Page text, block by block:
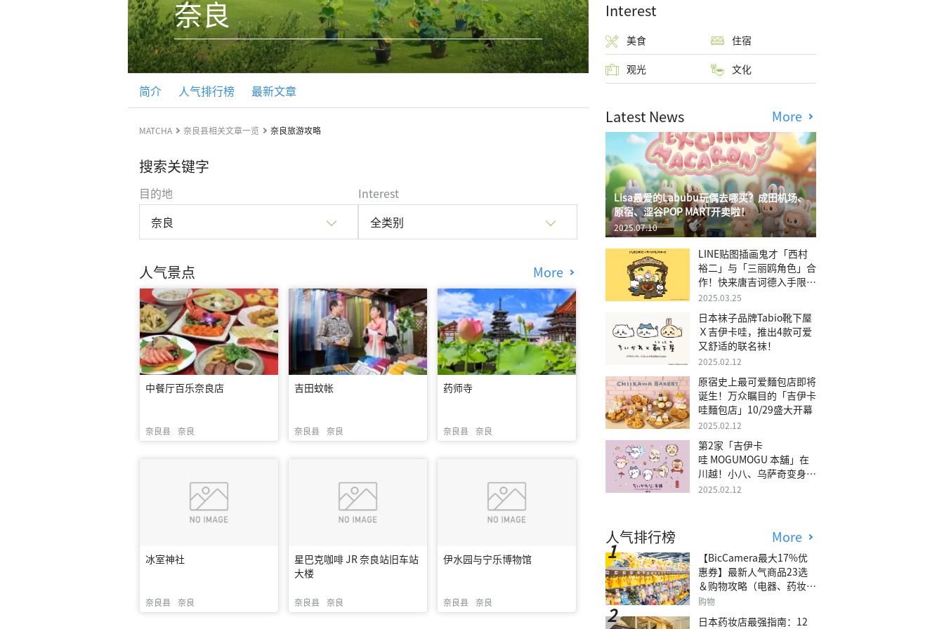
奈良
简介 人气排行榜 最新文章
MATCHA 奈良县相关文章一览 奈良旅游攻略
搜索关键字
目的地
奈良
Interest
全类别
人气景点 More
中餐厅百乐奈良店
奈良县 奈良
吉田蚊帐
奈良县 奈良
药师寺
奈良县 奈良
冰室神社
奈良县 奈良
星巴克咖啡 JR 奈良站旧车站
大楼
奈良县 奈良
伊水园与宁乐博物馆
奈良县 奈良
Interest
美食 住宿
观光 文化
Latest News More
Lisa最爱的Labubu玩偶去哪买？成田机场、
原宿、涩谷POP MART开卖啦！
2025.07.10
LINE贴图插画鬼才「西村
裕二」与「三丽鸥角色」合
作！快来唐吉诃德入手限量
商品
2025.03.25
日本袜子品牌Tabio靴下屋
Ｘ吉伊卡哇，推出4款可爱
又舒适的联名袜！
2025.02.12
原宿史上最可爱麵包店即将
诞生！万众瞩目的「吉伊卡
哇麵包店」10/29盛大开幕
2025.02.12
第2家「吉伊卡
哇 MOGUMOGU 本舖」在
川越！小八、乌萨奇变身可
爱地瓜！
2025.02.12
人气排行榜 More
【BicCamera最大17%优
惠券】最新人气商品23选
＆购物攻略（电器、药妆、
玩具等）
购物
日本药妆店最强指南：12